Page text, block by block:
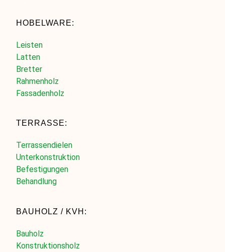
HOBELWARE:
Leisten
Latten
Bretter
Rahmenholz
Fassadenholz
TERRASSE:
Terrassendielen
Unterkonstruktion
Befestigungen
Behandlung
BAUHOLZ / KVH:
Bauholz
Konstruktionsholz